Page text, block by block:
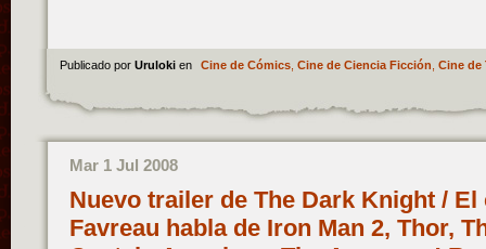
Publicado por Uruloki en Cine de Cómics, Cine de Ciencia Ficción, Cine de
Mar 1 Jul 2008
Nuevo trailer de The Dark Knight /
Favreau habla de Iron Man 2, Thor,